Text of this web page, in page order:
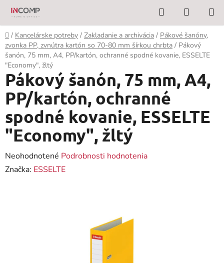
Prejsť
obsah
Hľadať
KOŠÍK
Domov
/ Kancelárske potreby / Zakladanie a archivácia / Pákové šanóny,
zvonka PP, zvnútra kartón so 70-80 mm šírkou chrbta / Pákový
šanón, 75 mm, A4, PP/kartón, ochranné spodné kovanie, ESSELTE
"Economy", žltý
Pákový šanón, 75 mm, A4,
PP/kartón, ochranné
spodné kovanie, ESSELTE
"Economy", žltý
Priemerné
hodnotenie
Neohodnotené Podrobnosti hodnotenia
Značka: ESSELTE